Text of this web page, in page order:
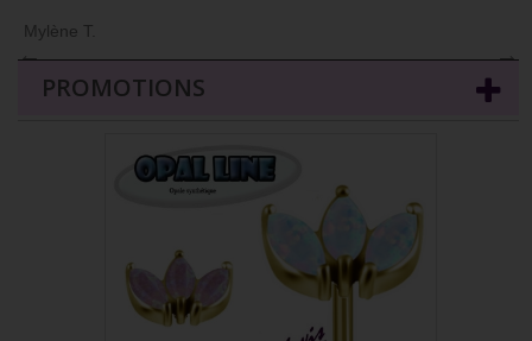
Mylène T.
→
←
PROMOTIONS